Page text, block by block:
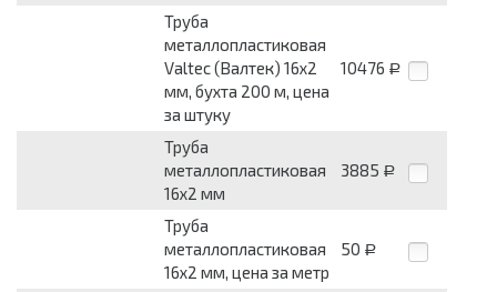
Труба
металлопластиковая
Valtec (Валтек) 16x2
мм, бухта 200 м, цена
за штуку
10476 Р
Труба
металлопластиковая
16x2 мм
3885 Р
Труба
металлопластиковая
16x2 мм, цена за метр
50 Р